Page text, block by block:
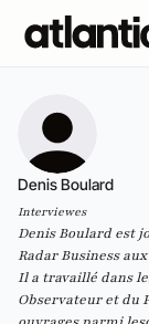
Denis Boulard
Interviewes
Denis Boulard est
Radar Businessaux
Il a travaillé dans
Observateur et du